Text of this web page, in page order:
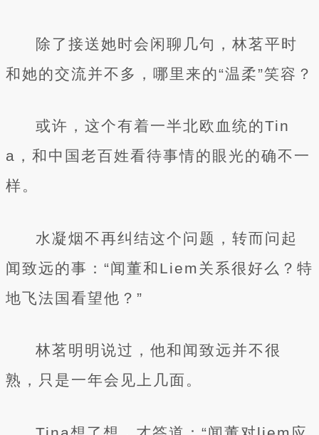
除了接送她时会闲聊几句，林茗平时
和她的交流并不多，哪里来的“温柔”笑容？
或许，这个有着一半北欧血统的Tin
a，和中国老百姓看待事情的眼光的确不一
样。
水凝烟不再纠结这个问题，转而问起
闻致远的事：“闻董和Liem关系很好么？特
地飞法国看望他？”
林茗明明说过，他和闻致远并不很
熟，只是一年会见上几面。